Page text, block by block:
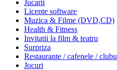
Jucarii
Licente software
Muzica & Filme (DVD,CD)
Health & Fitness
Invitatii la film & teatru
Surpriza
Restaurante / cafenele /
Jocuri